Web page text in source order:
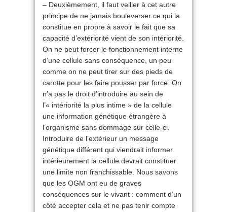
– Deuxièmement, il faut veiller à cet autre
principe de ne jamais bouleverser ce qui la
constitue en propre à savoir le fait que sa
capacité d’extériorité vient de son intériorité.
On ne peut forcer le fonctionnement interne
d’une cellule sans conséquence, un peu
comme on ne peut tirer sur des pieds de
carotte pour les faire pousser par force. On
n’a pas le droit d’introduire au sein de
l’« intériorité la plus intime » de la cellule
une information génétique étrangère à
l’organisme sans dommage sur celle-ci.
Introduire de l’extérieur un message
génétique différent qui viendrait informer
intérieurement la cellule devrait constituer
une limite non franchissable. Nous savons
que les OGM ont eu de graves
conséquences sur le vivant : comment d’un
côté accepter cela et ne pas tenir compte